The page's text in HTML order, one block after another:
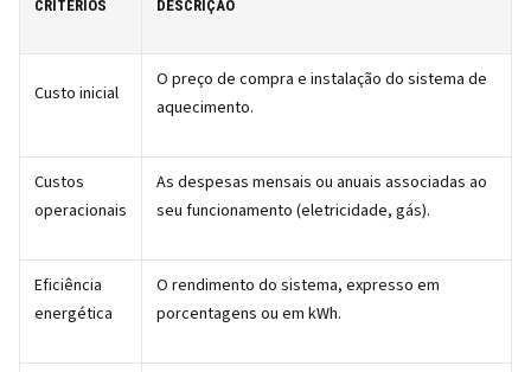
CRITERIOS DESCRIÇÃO
Custo inicial
O preço de compra e instalação do sistema de
aquecimento.
Custos
operacionais
As despesas mensais ou anuais associadas ao
seu funcionamento (eletricidade, gás).
Eficiência
energética
O rendimento do sistema, expresso em
porcentagens ou em kWh.